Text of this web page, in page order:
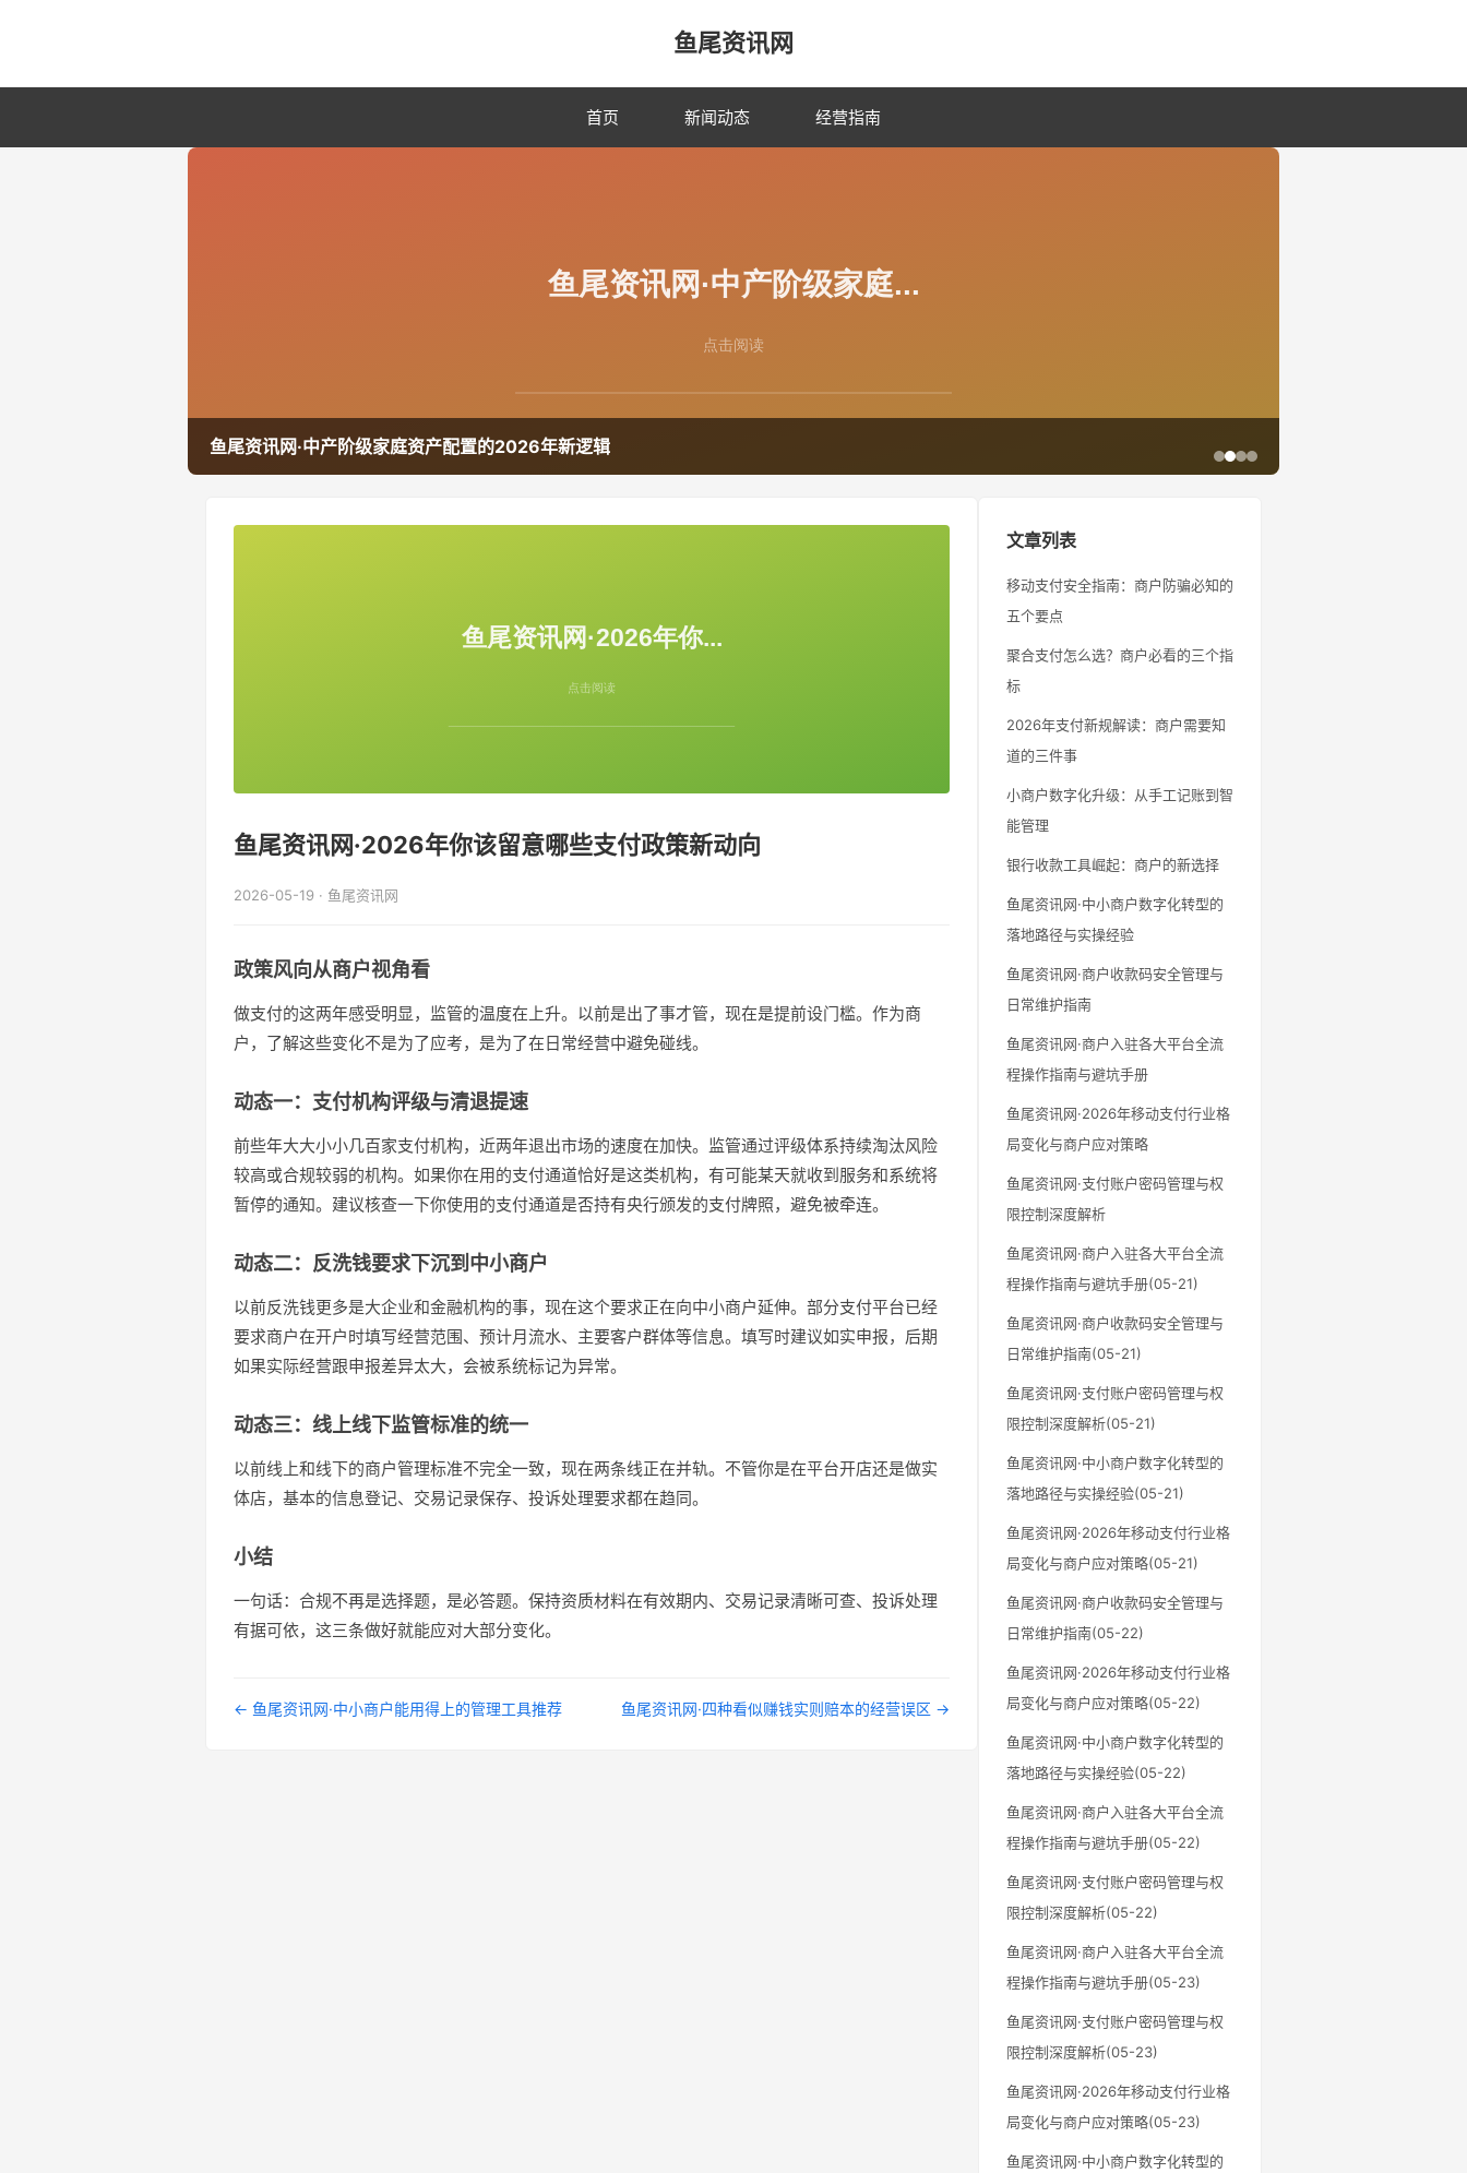
鱼尾资讯网
首页 新闻动态 经营指南
鱼尾资讯网·中产阶级家庭资产配置的2026年新逻辑
鱼尾资讯网·2026年你该留意哪些支付政策新动向
2026-05-19 · 鱼尾资讯网
政策风向从商户视角看
做支付的这两年感受明显，监管的温度在上升。以前是出了事才管，现在是提前设门槛。作为商
户，了解这些变化不是为了应考，是为了在日常经营中避免碰线。
动态一：支付机构评级与清退提速
前些年大大小小几百家支付机构，近两年退出市场的速度在加快。监管通过评级体系持续淘汰风险
较高或合规较弱的机构。如果你在用的支付通道恰好是这类机构，有可能某天就收到服务和系统将
暂停的通知。建议核查一下你使用的支付通道是否持有央行颁发的支付牌照，避免被牵连。
动态二：反洗钱要求下沉到中小商户
以前反洗钱更多是大企业和金融机构的事，现在这个要求正在向中小商户延伸。部分支付平台已经
要求商户在开户时填写经营范围、预计月流水、主要客户群体等信息。填写时建议如实申报，后期
如果实际经营跟申报差异太大，会被系统标记为异常。
动态三：线上线下监管标准的统一
以前线上和线下的商户管理标准不完全一致，现在两条线正在并轨。不管你是在平台开店还是做实
体店，基本的信息登记、交易记录保存、投诉处理要求都在趋同。
小结
一句话：合规不再是选择题，是必答题。保持资质材料在有效期内、交易记录清晰可查、投诉处理
有据可依，这三条做好就能应对大部分变化。
← 鱼尾资讯网·中小商户能用得上的管理工具推荐 鱼尾资讯网·四种看似赚钱实则赔本的经营误区 →
文章列表
移动支付安全指南：商户防骗必知的
五个要点
聚合支付怎么选？商户必看的三个指
标
2026年支付新规解读：商户需要知
道的三件事
小商户数字化升级：从手工记账到智
能管理
银行收款工具崛起：商户的新选择
鱼尾资讯网·中小商户数字化转型的
落地路径与实操经验
鱼尾资讯网·商户收款码安全管理与
日常维护指南
鱼尾资讯网·商户入驻各大平台全流
程操作指南与避坑手册
鱼尾资讯网·2026年移动支付行业格
局变化与商户应对策略
鱼尾资讯网·支付账户密码管理与权
限控制深度解析
鱼尾资讯网·商户入驻各大平台全流
程操作指南与避坑手册(05-21)
鱼尾资讯网·商户收款码安全管理与
日常维护指南(05-21)
鱼尾资讯网·支付账户密码管理与权
限控制深度解析(05-21)
鱼尾资讯网·中小商户数字化转型的
落地路径与实操经验(05-21)
鱼尾资讯网·2026年移动支付行业格
局变化与商户应对策略(05-21)
鱼尾资讯网·商户收款码安全管理与
日常维护指南(05-22)
鱼尾资讯网·2026年移动支付行业格
局变化与商户应对策略(05-22)
鱼尾资讯网·中小商户数字化转型的
落地路径与实操经验(05-22)
鱼尾资讯网·商户入驻各大平台全流
程操作指南与避坑手册(05-22)
鱼尾资讯网·支付账户密码管理与权
限控制深度解析(05-22)
鱼尾资讯网·商户入驻各大平台全流
程操作指南与避坑手册(05-23)
鱼尾资讯网·支付账户密码管理与权
限控制深度解析(05-23)
鱼尾资讯网·2026年移动支付行业格
局变化与商户应对策略(05-23)
鱼尾资讯网·中小商户数字化转型的